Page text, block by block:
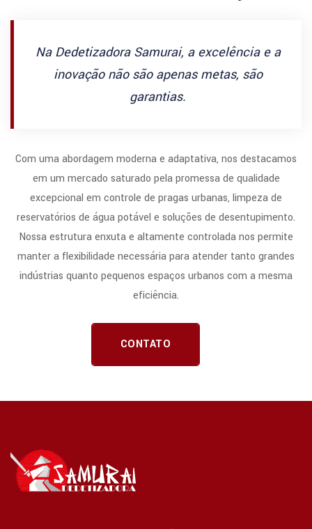
Na Dedetizadora Samurai, a excelência e a
inovação não são apenas metas, são
garantias.
Com uma abordagem moderna e adaptativa, nos destacamos
em um mercado saturado pela promessa de qualidade
excepcional em controle de pragas urbanas, limpeza de
reservatórios de água potável e soluções de desentupimento.
Nossa estrutura enxuta e altamente controlada nos permite
manter a flexibilidade necessária para atender tanto grandes
indústrias quanto pequenos espaços urbanos com a mesma
eficiência.
CONTATO